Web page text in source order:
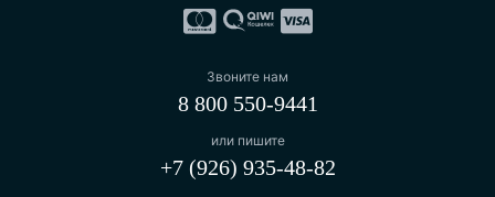
Звоните нам
8 800 550-9441
или пишите
+7 (926) 935-48-82